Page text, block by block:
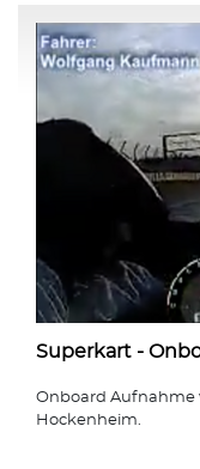
Superkart -
Onboard Aufnahme
Hockenheim.